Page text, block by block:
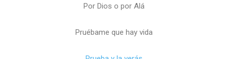
Por Dios o por Alá
Pruébame que hay vida